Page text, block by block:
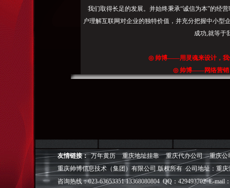
我们取得长足的发展。并始终秉承“诚信为本”的经
户理解互联网对企业的独特价值，并充分把握中小型
成功,就等于
◎ 帅博——用灵魂来设计，我
◎ 帅博——网络营销
友情链接： 万年黄历 重庆地址挂靠 重庆代办公司
重庆公
重庆帅博信息技术（集团）有限公司 版权所有 公司地址：重
咨询热线：023-63653351 13368080804 QQ：429493702 E-mail